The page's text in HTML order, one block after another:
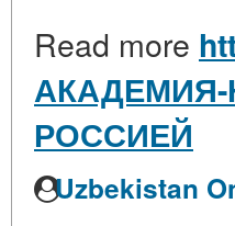
Read more
АКАДЕМИЯ-
РОССИЕЙ
Uzbekistan